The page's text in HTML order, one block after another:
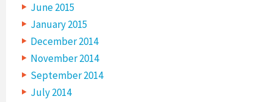
June 2015
January 2015
December 2014
November 2014
September 2014
July 2014